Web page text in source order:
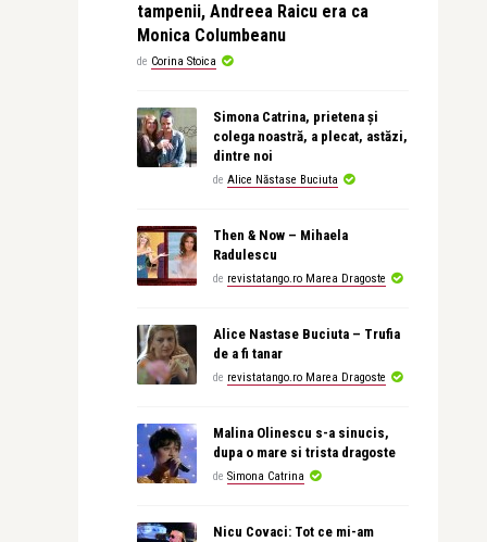
tampenii, Andreea Raicu era ca
Monica Columbeanu
de Corina Stoica
Simona Catrina, prietena și
colega noastră, a plecat, astăzi,
dintre noi
de Alice Năstase Buciuta
Then & Now – Mihaela
Radulescu
de revistatango.ro Marea Dragoste
Alice Nastase Buciuta – Trufia
de a fi tanar
de revistatango.ro Marea Dragoste
Malina Olinescu s-a sinucis,
dupa o mare si trista dragoste
de Simona Catrina
Nicu Covaci: Tot ce mi-am